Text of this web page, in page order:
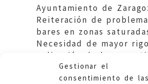
Gestionar el
consentimiento de las
Ayuntamiento de
Reiteración de
bares en zonas
Necesidad de mayor
aplicación de la
reguladora de